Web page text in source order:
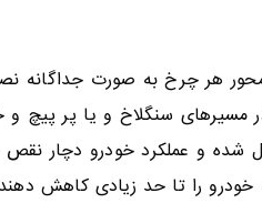
هر چرخ به صورت جداگانه
سنگلاخ و یا پر پیچ و
شده و عملکرد خودرو دچار
خودرو را تا حد زیادی کاهش